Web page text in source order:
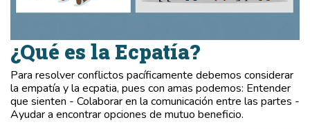
¿Qué es la Ecpatía?
Para resolver conflictos pacíficamente debemos considerar
la empatía y la ecpatia, pues con amas podemos: Entender
que sienten - Colaborar en la comunicación entre las partes -
Ayudar a encontrar opciones de mutuo beneficio.